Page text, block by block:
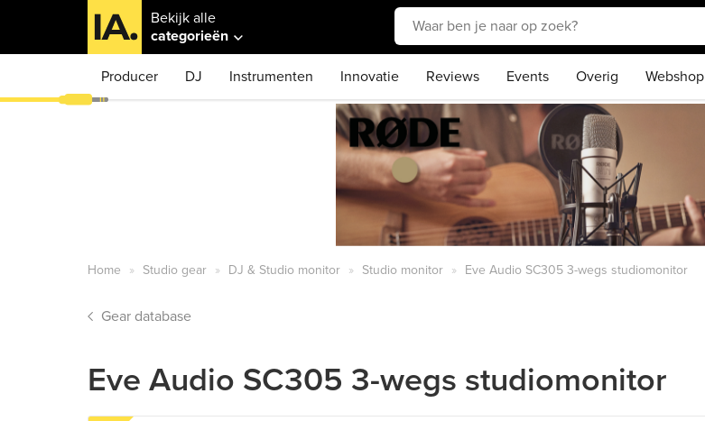
Bekijk alle
categorieën
Producer DJ Instrumenten Innovatie Reviews Events Overig Webshop
Home Studio gear DJ & Studio monitor Studio monitor Eve Audio SC305 3-wegs studiomonitor
Gear database
Eve Audio SC305 3-wegs studiomonitor